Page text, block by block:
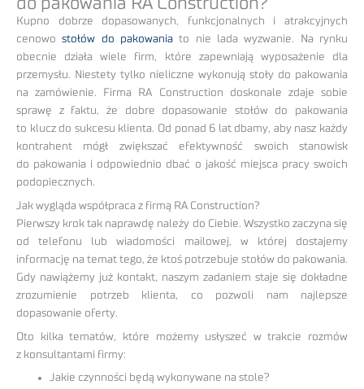
Kupno dobrze dopasowanych, funkcjonalnych i atrakcyjnych
cenowostołów do pakowania to nie lada wyzwanie. Na rynku
obecnie działa wiele firm, które zapewniają wyposażenie dla
przemysłu. Niestety tylko nieliczne wykonują stoły do pakowania
na zamówienie. Firma RA Construction doskonale zdaje sobie
sprawę z faktu, że dobre dopasowanie stołów do pakowania
to klucz do sukcesu klienta. Od ponad 6 lat dbamy, aby nasz każdy
kontrahent mógł zwiększać efektywność swoich stanowisk
do pakowania i odpowiednio dbać o jakość miejsca pracy swoich
podopiecznych.
Jak wygląda współpraca z firmą RA Construction?
Pierwszy krok tak naprawdę należy do Ciebie. Wszystko zaczyna się
od telefonu lub wiadomości mailowej, w której dostajemy
informację na temat tego, że ktoś potrzebuje stołów do pakowania.
Gdy nawiążemy już kontakt, naszym zadaniem staje się dokładne
zrozumienie potrzeb klienta, co pozwoli nam najlepsze
dopasowanie oferty.
Oto kilka tematów, które możemy usłyszeć w trakcie rozmów
z konsultantami firmy:
Jakie czynności będą wykonywane na stole?